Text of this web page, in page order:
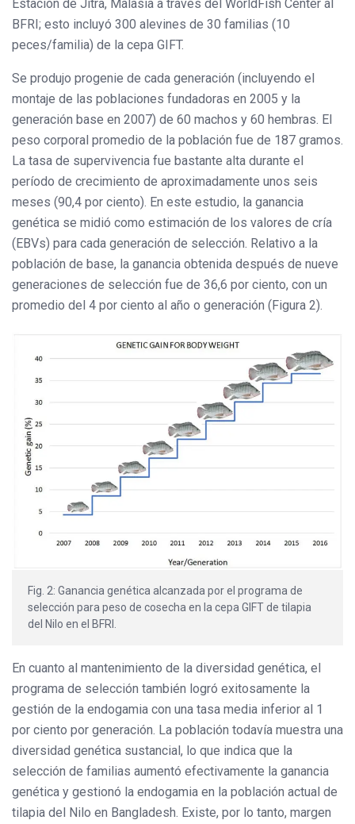
Estación de Jitra, Malasia a través del WorldFish Center al
BFRI; esto incluyó 300 alevines de 30 familias (10
peces/familia) de la cepa GIFT.
Se produjo progenie de cada generación (incluyendo el
montaje de las poblaciones fundadoras en 2005 y la
generación base en 2007) de 60 machos y 60 hembras. El
peso corporal promedio de la población fue de 187 gramos.
La tasa de supervivencia fue bastante alta durante el
período de crecimiento de aproximadamente unos seis
meses (90,4 por ciento). En este estudio, la ganancia
genética se midió como estimación de los valores de cría
(EBVs) para cada generación de selección. Relativo a la
población de base, la ganancia obtenida después de nueve
generaciones de selección fue de 36,6 por ciento, con un
promedio del 4 por ciento al año o generación (Figura 2).
Fig. 2: Ganancia genética alcanzada por el programa de
selección para peso de cosecha en la cepa GIFT de tilapia
del Nilo en el BFRI.
En cuanto al mantenimiento de la diversidad genética, el
programa de selección también logró exitosamente la
gestión de la endogamia con una tasa media inferior al 1
por ciento por generación. La población todavía muestra una
diversidad genética sustancial, lo que indica que la
selección de familias aumentó efectivamente la ganancia
genética y gestionó la endogamia en la población actual de
tilapia del Nilo en Bangladesh. Existe, por lo tanto, margen